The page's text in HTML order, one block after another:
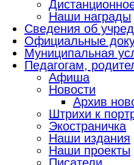
Наши награды
Сведения об
Официальные
Муниципальная
Педагогам,
Афиша
Новости
Архив
Штрихи к
Экостраничка
Наши издания
Наши проекты